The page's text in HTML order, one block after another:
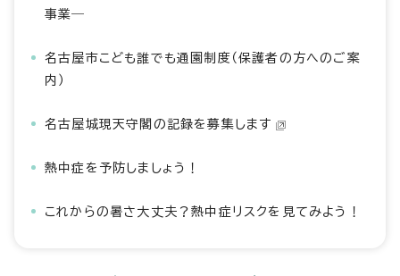
事業―
名古屋市こども誰でも通園制度（保護者の方へのご案
内）
名古屋城現天守閣の記録を募集します
熱中症を予防しましょう！
これからの暑さ大丈夫？熱中症リスクを見てみよう！